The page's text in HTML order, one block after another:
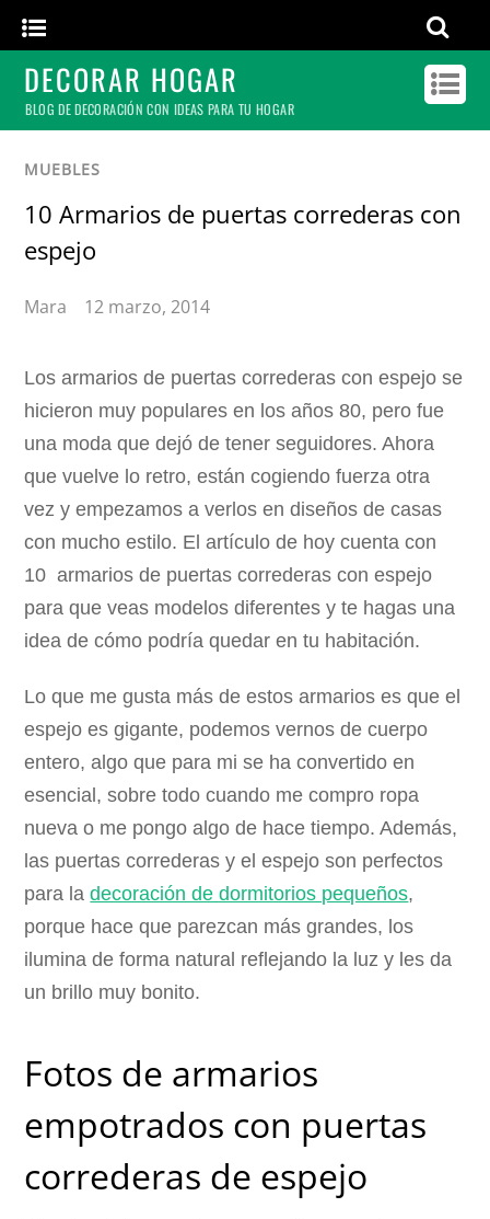
DECORAR HOGAR
BLOG DE DECORACIÓN CON IDEAS PARA TU HOGAR
MUEBLES
10 Armarios de puertas correderas con
espejo
Mara 12 marzo, 2014
Los armarios de puertas correderas con espejo se
hicieron muy populares en los años 80, pero fue
una moda que dejó de tener seguidores. Ahora
que vuelve lo retro, están cogiendo fuerza otra
vez y empezamos a verlos en diseños de casas
con mucho estilo. El artículo de hoy cuenta con
10 armarios de puertas correderas con espejo
para que veas modelos diferentes y te hagas una
idea de cómo podría quedar en tu habitación.
Lo que me gusta más de estos armarios es que el
espejo es gigante, podemos vernos de cuerpo
entero, algo que para mi se ha convertido en
esencial, sobre todo cuando me compro ropa
nueva o me pongo algo de hace tiempo. Además,
las puertas correderas y el espejo son perfectos
para ladecoración de dormitorios pequeños,
porque hace que parezcan más grandes, los
ilumina de forma natural reflejando la luz y les da
un brillo muy bonito.
Fotos de armarios
empotrados con puertas
correderas de espejo